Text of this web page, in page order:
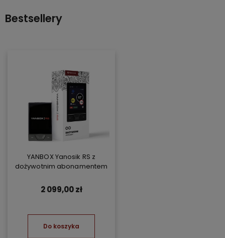
Bestsellery
YANBOX Yanosik RS z
dożywotnim abonamentem
2 099,00 zł
Do koszyka